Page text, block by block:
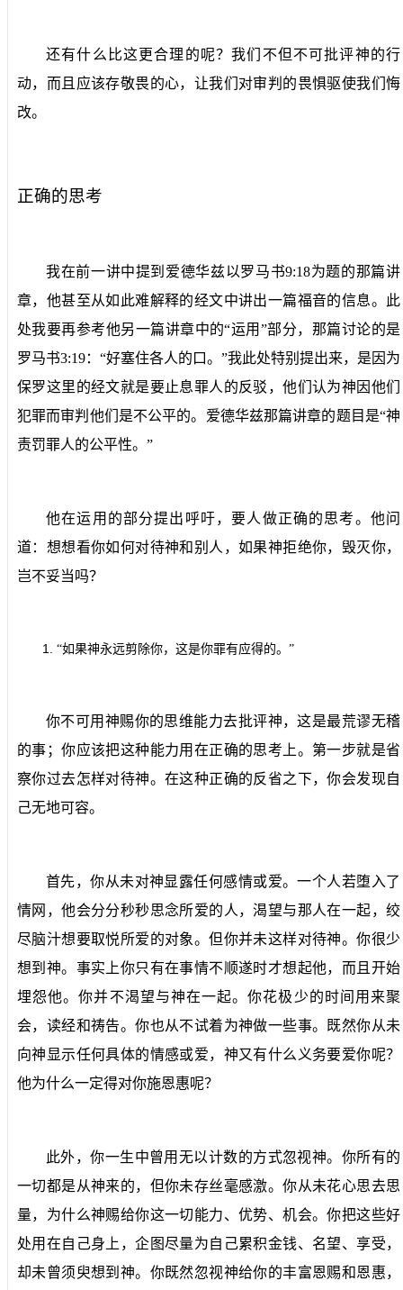
还有什么比这更合理的呢？我们不但不可批评神的行
动，而且应该存敬畏的心，让我们对审判的畏惧驱使我们悔
改。
正确的思考
我在前一讲中提到爱德华兹以罗马书9:18为题的那篇讲
章，他甚至从如此难解释的经文中讲出一篇福音的信息。此
处我要再参考他另一篇讲章中的“运用”部分，那篇讨论的是
罗马书3:19：“好塞住各人的口。”我此处特别提出来，是因为
保罗这里的经文就是要止息罪人的反驳，他们认为神因他们
犯罪而审判他们是不公平的。爱德华兹那篇讲章的题目是“神
责罚罪人的公平性。”
他在运用的部分提出呼吁，要人做正确的思考。他问
道：想想看你如何对待神和别人，如果神拒绝你，毁灭你，
岂不妥当吗？
1. “如果神永远剪除你，这是你罪有应得的。”
你不可用神赐你的思维能力去批评神，这是最荒谬无稽
的事；你应该把这种能力用在正确的思考上。第一步就是省
察你过去怎样对待神。在这种正确的反省之下，你会发现自
己无地可容。
首先，你从未对神显露任何感情或爱。一个人若堕入了
情网，他会分分秒秒思念所爱的人，渴望与那人在一起，绞
尽脑汁想要取悦所爱的对象。但你并未这样对待神。你很少
想到神。事实上你只有在事情不顺遂时才想起他，而且开始
埋怨他。你并不渴望与神在一起。你花极少的时间用来聚
会，读经和祷告。你也从不试着为神做一些事。既然你从未
向神显示任何具体的情感或爱，神又有什么义务要爱你呢？
他为什么一定得对你施恩惠呢？
此外，你一生中曾用无以计数的方式忽视神。你所有的
一切都是从神来的，但你未存丝毫感激。你从未花心思去思
量，为什么神赐给你这一切能力、优势、机会。你把这些好
处用在自己身上，企图尽量为自己累积金钱、名望、享受，
却未曾须臾想到神。你既然忽视神给你的丰富恩赐和恩惠，